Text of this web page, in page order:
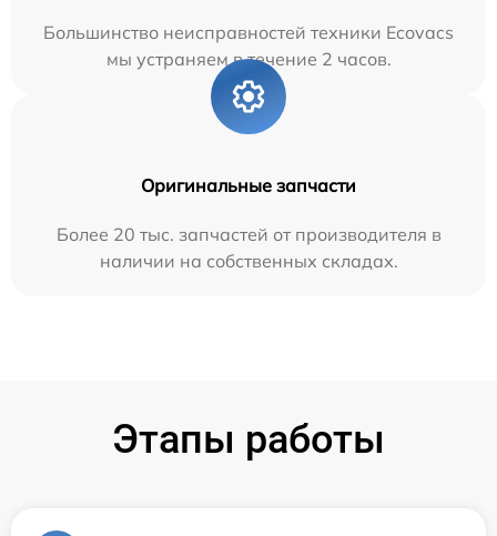
Большинство неисправностей техники Ecovacs
мы устраняем в течение 2 часов.
Оригинальные запчасти
Более 20 тыс. запчастей от производителя в
наличии на собственных складах.
Этапы работы